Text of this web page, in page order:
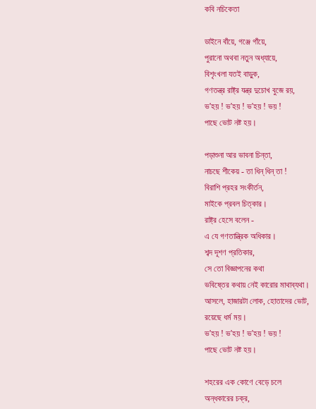
কবি নচিকেতা
ডাইনে বাঁয়ে, গঞ্জে গাঁয়ে,
পুরানো অথবা নতুন অধ্যায়ে,
বিশৃংখলা যতই বাড়ুক,
গণতন্ত্র রাষ্ট্র যন্ত্র দুচোখ বুজে রয়,
ভ'হয় ! ভ'হয় ! ভ'হয় ! ভয় !
পাছে ভোট নষ্ট হয়।
পড়াশুনা আর ভাবনা চিন্তা,
নাচছে শীকেয় - তা ধিন্ ধিন্ তা !
বিরাশি প্রহর সংকীর্তন,
মাইকে প্রবল চিত্কার।
রাষ্ট্র হেসে বলেন -
এ যে গণতান্ত্রিক অধিকার।
শব্দ দূশণ প্রতিকার,
সে তো বিজ্ঞাপনের কথা
ভবিষ্তের কথায় নেই কারোর মাথাব্যথা।
আসলে, হাজারটা লোক, হোতাদের ভোট,
রয়েছে ধর্ম ময়।
ভ'হয় ! ভ'হয় ! ভ'হয় ! ভয় !
পাছে ভোট নষ্ট হয়।
শহরের এক কোণে বেড়ে চলে
অন্ধকারের চক্র,